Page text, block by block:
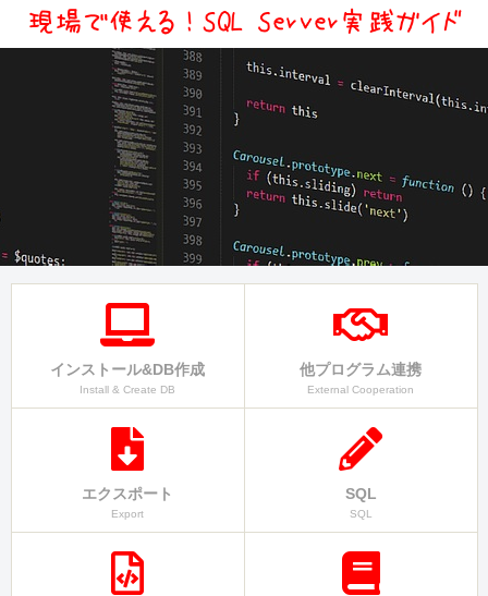
インストール&DB作成
Install & Create DB
他プログラム連携
External Cooperation
エクスポート
Export
SQL
SQL